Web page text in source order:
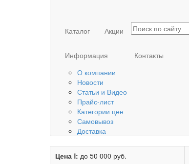
Каталог Акции
Информация
О компании
Новости
Статьи и Видео
Прайс-лист
Категории цен
Самовывоз
Доставка
Контакты
Цена Ⅰ: до 50 000 руб.